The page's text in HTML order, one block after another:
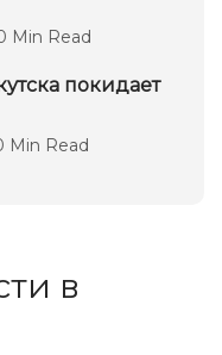
Min Read
покидает
Min Read
в